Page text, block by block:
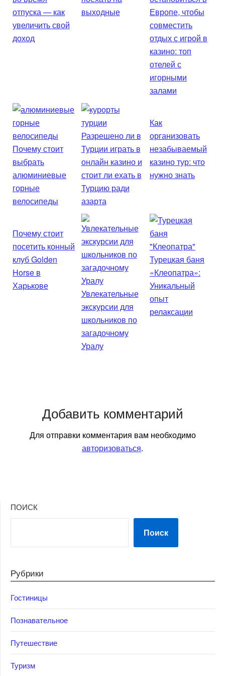
отпуска — как
увеличить свой
доход
выходные
Европе, чтобы
совместить
отдых с игрой в
казино: топ
отелей с
игорными
залами
Почему стоит
выбрать
алюминиевые
горные
велосипеды
Разрешено ли в
Турции играть в
онлайн казино и
стоит ли ехать в
Турцию ради
азарта
Как
организовать
незабываемый
казино тур: что
нужно знать
Почему стоит
посетить конный
клуб Golden
Horse в
Харькове
Увлекательные
экскурсии для
школьников по
загадочному
Уралу
Турецкая баня
«Клеопатра»:
Уникальный
опыт
релаксации
Добавить комментарий
Для отправки комментария вам необходимо
авторизоваться.
ПОИСК
Поиск
Рубрики
Гостиницы
Познавательное
Путешествие
Туризм